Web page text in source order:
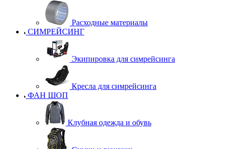
Расходные материалы
СИМРЕЙСИНГ
Экипировка для симрейсинга
Кресла для симрейсинга
ФАН ШОП
Клубная одежда и обувь